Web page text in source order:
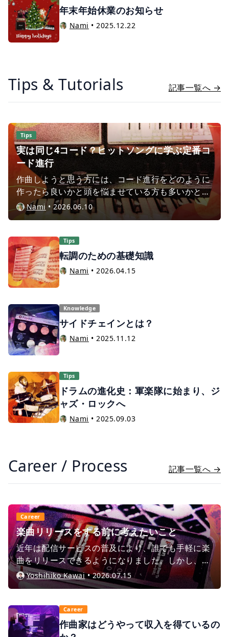
年末年始休業のお知らせ
Nami •2025.12.22
Tips & Tutorials 記事一覧へ →
Tips
実は同じ4コード？ヒットソングに学ぶ定番コ
ード進行
作曲しようと思う方には、コード進行をどのように
作ったら良いかと頭を悩ませている方も多いかと思
います。作曲入門として、まずは４つのコードで曲
を作ってみるのはいかがでしょうか？この記事で
を紹介。 ぜひ作曲の参考にしてください。
Nami•2026.06.10
Tips
転調のための基礎知識
Nami •2026.04.15
Knowledge
サイドチェインとは？
Nami •2025.11.12
Tips
ドラムの進化史：軍楽隊に始まり、ジ
ャズ・ロックへ
Nami •2025.09.03
Career / Process 記事一覧へ →
Career
楽曲リリースをする前に考えたいこと
近年は配信サービスの普及により、誰でも手軽に楽
曲をリリースできるようになりました。しかし、作
品を公開すること自体はゴールではありませ
ん。“なぜリリースするのか？”“誰に届けたいの
成果につながらないことも少なくありません。収益
を得たいのか、ファンを増やしたいのか、あるいは
作家活動や仕事獲得のための実績作りなのか。目的
Yoshihiko Kawai•2026.07.15
Career
作曲家はどうやって収入を得ているの